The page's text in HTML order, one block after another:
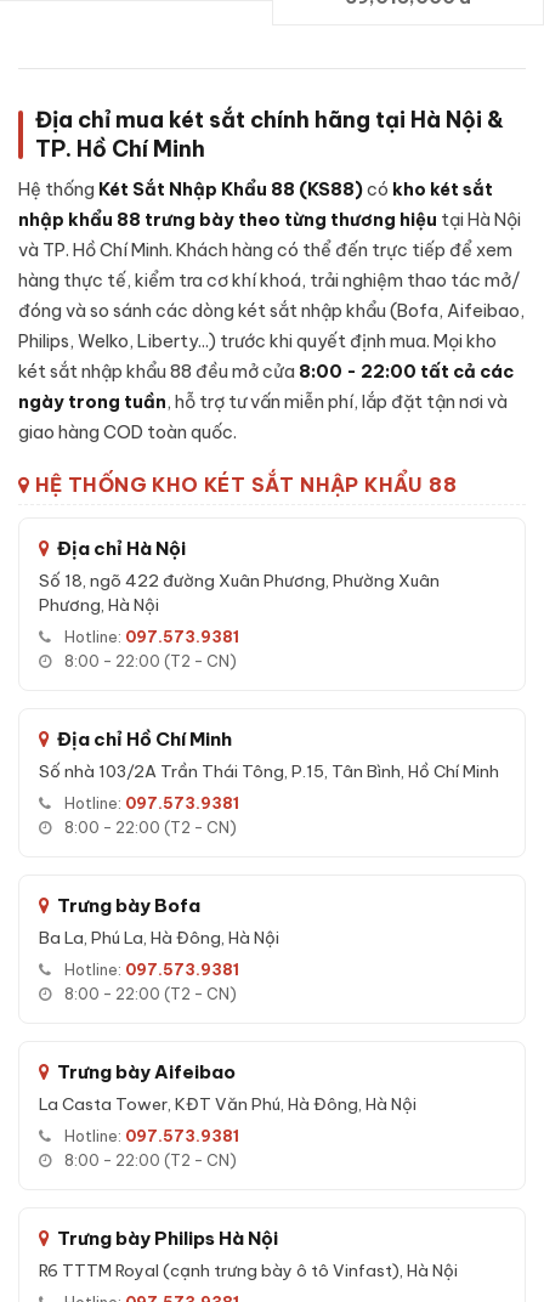
Cấu tạo Két sắt Liberty LB68 Pro Special
Edition 5 màu trang trí chính hãng
Cấu tạo Két sắt Liberty LB68 Pro Special Edition 5 màu
trang trí chính hãng:
Thép đúc đặc 2 lớp - cánh 10mm, thân 6mm
5 chốt khóa thép không gỉ Ø32mm
Bản lề chìm giấu kín chống cạy phá
Lớp cách nhiệt chống cháy chuyên dụng
Chân két bọc cao su chống trượt, có lỗ cố định
Thông số riêng LB68PRO-SE:
68×50×42 cm, màu Đỏ, Xanh, Trắng, Vàng, Hồng.
Đặc tính kỹ thuật Két sắt Liberty LB68
Pro Special Edition 5 màu trang trí chính
Kích thước:68 × 50 × 42 cm (Cao × Rộng × Sâu)
Trọng lượng:
Khóa:Khóa vân tay điện tử + App Wifi + Khóa cơ
Bảo hành:
24 tháng chính hãng
Pin:4 viên AA
Xuất xứ: Việt Nam
Tính năng Két sắt Liberty LB68 Pro
Special Edition 5 màu trang trí chính hãng
Tính năng nổi bật của Két sắt Liberty LB68 Pro Special
Edition 5 màu trang trí chính hãng:
Vân tay FPC 3 lớp:Cảm biến nhiệt độ + điện dung + áp
suất, lưu 100 vân tay
Địa chỉ mua két sắt chính hãng tại Hà Nội &
TP. Hồ Chí Minh
Hệ thống Két Sắt Nhập Khẩu 88 (KS88)có kho két sắt
nhập khẩu 88 trưng bày theo từng thương hiệu tại Hà Nội
và TP. Hồ Chí Minh. Khách hàng có thể đến trực tiếp để xem
hàng thực tế, kiểm tra cơ khí khoá, trải nghiệm thao tác mở/
đóng và so sánh các dòng két sắt nhập khẩu (Bofa, Aifeibao,
Philips, Welko, Liberty...) trước khi quyết định mua. Mọi kho
két sắt nhập khẩu 88 đều mở cửa 8:00 - 22:00 tất cả các
ngày trong tuần, hỗ trợ tư vấn miễn phí, lắp đặt tận nơi và
giao hàng COD toàn quốc.
HỆ THỐNG KHO KÉT SẮT NHẬP KHẨU 88
Địa chỉ Hà Nội
Số 18, ngõ 422 đường Xuân Phương, Phường Xuân
Phương, Hà Nội
Hotline: 097.573.9381
8:00 - 22:00 (T2 - CN)
Địa chỉ Hồ Chí Minh
Số nhà 103/2A Trần Thái Tông, P.15, Tân Bình, Hồ Chí Minh
Hotline: 097.573.9381
8:00 - 22:00 (T2 - CN)
Trưng bày Bofa
Ba La, Phú La, Hà Đông, Hà Nội
Hotline: 097.573.9381
8:00 - 22:00 (T2 - CN)
Trưng bày Aifeibao
La Casta Tower, KĐT Văn Phú, Hà Đông, Hà Nội
Hotline: 097.573.9381
8:00 - 22:00 (T2 - CN)
Trưng bày Philips Hà Nội
R6 TTTM Royal (cạnh trưng bày ô tô Vinfast), Hà Nội